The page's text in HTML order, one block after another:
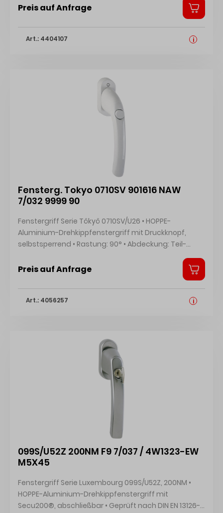
Preis auf Anfrage
Art.: 4404107 i
Fensterg. Tokyo 0710SV 901616 NAW
7/032 9999 90
Fenstergriff Serie Tôkyô 0710SV/U26 • HOPPE-
Aluminium-Drehkippfenstergriff mit Druckknopf,
selbstsperrend • Rastung: 90° • Abdeckung: Teil-
Stütznocken • Stift: HOPPE-Vollstift • Befestigung:
AG, Am Plausdorfer Tor 13, 35260 Stadtallendorf, DE,
+4964289320, info@hoppe.com
Preis auf Anfrage
Art.: 4056257 i
099S/U52Z 200NM F9 7/037 / 4W1323-EW
M5X45
Fenstergriff Serie Luxembourg 099S/U52Z, 200NM •
HOPPE-Aluminium-Drehkippfenstergriff mit
Secu200®, abschließbar • Geprüft nach DIN EN 13126-